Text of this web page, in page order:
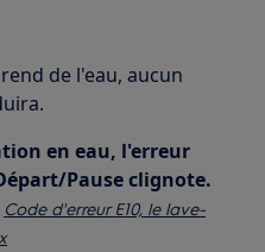
de l'eau, aucun
en eau, l'erreur
Pause clignote.
Code d'erreur E10, le lave-